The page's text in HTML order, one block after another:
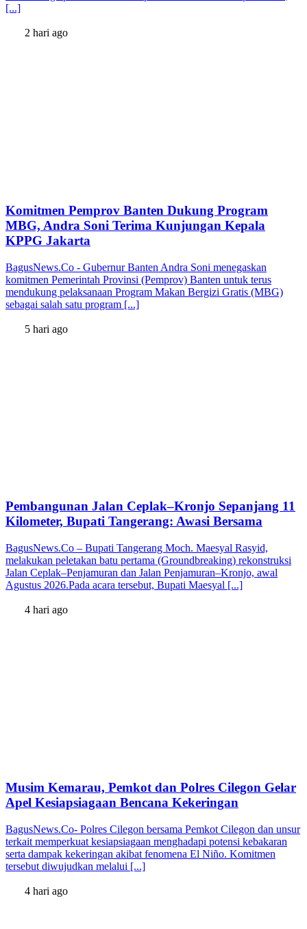
[...]
2 hari ago
Komitmen Pemprov Banten Dukung Program
MBG, Andra Soni Terima Kunjungan Kepala
KPPG Jakarta
BagusNews.Co - Gubernur Banten Andra Soni menegaskan
komitmen Pemerintah Provinsi (Pemprov) Banten untuk terus
mendukung pelaksanaan Program Makan Bergizi Gratis (MBG)
sebagai salah satu program [...]
5 hari ago
Pembangunan Jalan Ceplak–Kronjo Sepanjang 11
Kilometer, Bupati Tangerang: Awasi Bersama
BagusNews.Co – Bupati Tangerang Moch. Maesyal Rasyid,
melakukan peletakan batu pertama (Groundbreaking) rekonstruksi
Jalan Ceplak–Penjamuran dan Jalan Penjamuran–Kronjo, awal
Agustus 2026.Pada acara tersebut, Bupati Maesyal [...]
4 hari ago
Musim Kemarau, Pemkot dan Polres Cilegon Gelar
Apel Kesiapsiagaan Bencana Kekeringan
BagusNews.Co- Polres Cilegon bersama Pemkot Cilegon dan unsur
terkait memperkuat kesiapsiagaan menghadapi potensi kebakaran
serta dampak kekeringan akibat fenomena El Niño. Komitmen
tersebut diwujudkan melalui [...]
4 hari ago